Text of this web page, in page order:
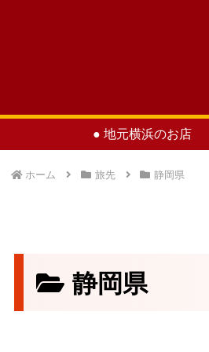
● 地元横浜のお店
ホーム 旅先 静岡県
静岡県